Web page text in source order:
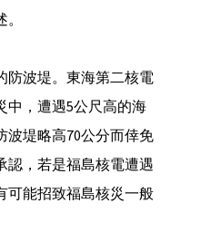
防波堤。東海第二核電
中，遭遇5公尺高的海
波堤略高70公分而倖免
認，若是福島核電遭遇
可能招致福島核災一般